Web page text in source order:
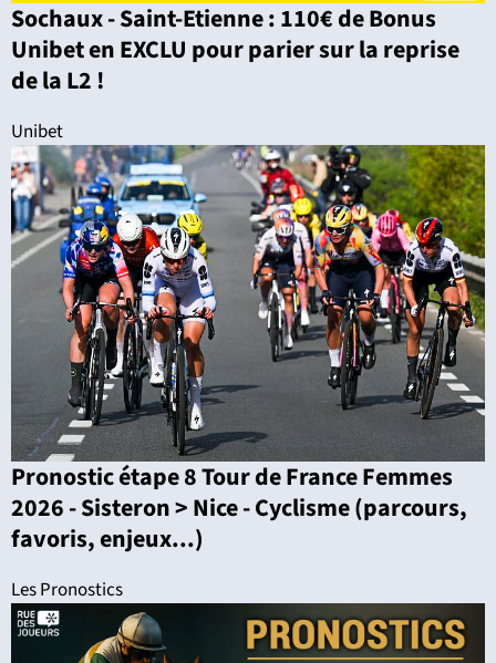
Sochaux - Saint-Etienne : 110€ de Bonus
Unibet en EXCLU pour parier sur la reprise
de la L2 !
Unibet
Pronostic étape 8 Tour de France Femmes
2026 - Sisteron > Nice - Cyclisme (parcours,
favoris, enjeux...)
Les Pronostics